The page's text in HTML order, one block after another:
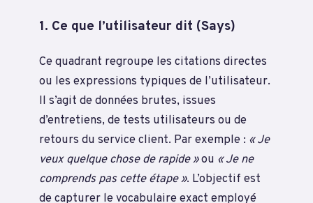
1. Ce que l’utilisateur dit (Says)
Ce quadrant regroupe les citations directes
ou les expressions typiques de l’utilisateur.
Il s’agit de données brutes, issues
d’entretiens, de tests utilisateurs ou de
retours du service client. Par exemple : « Je
veux quelque chose de rapide »ou « Je ne
comprends pas cette étape ». L’objectif est
de capturer le vocabulaire exact employé